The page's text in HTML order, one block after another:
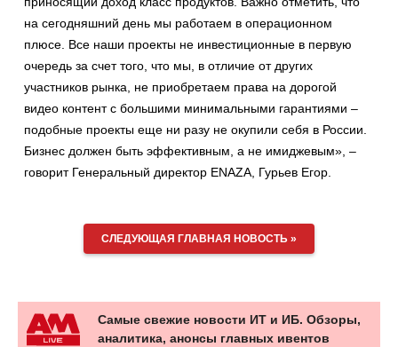
на сегодняшний день мы работаем в операционном
плюсе. Все наши проекты не инвестиционные в первую
очередь за счет того, что мы, в отличие от других
участников рынка, не приобретаем права на дорогой
видео контент с большими минимальными гарантиями –
подобные проекты еще ни разу не окупили себя в России.
Бизнес должен быть эффективным, а не имиджевым», –
говорит Генеральный директор ENAZA, Гурьев Егор.
СЛЕДУЮЩАЯ ГЛАВНАЯ НОВОСТЬ »
Самые свежие новости ИТ и ИБ. Обзоры,
аналитика, анонсы главных ивентов